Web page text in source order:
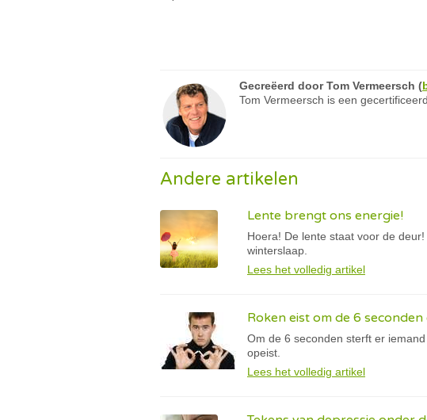
Gecreëerd doorTom Vermeersch (
Tom Vermeersch is een
Andere artikelen
Lente brengt ons energie!
Hoera! De lente staat voor de
winterslaap.
Lees het volledig artikel
Roken eist om de 6
Om de 6 seconden sterft er
opeist.
Lees het volledig artikel